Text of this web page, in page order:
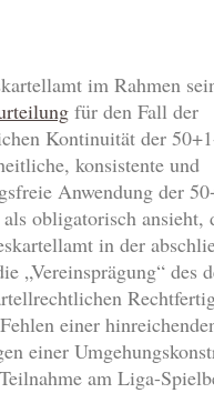
im Rahmen
für den Fall der
Kontinuität der
konsistente und
Anwendung der
obligatorisch ansieht,
in der
„Vereinsprägung“ des
einer
einer
am Liga-